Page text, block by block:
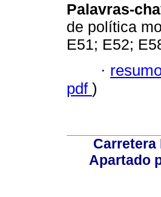
Palavras-
de política
E51; E52;
·
pdf )
Carretera
Apartado